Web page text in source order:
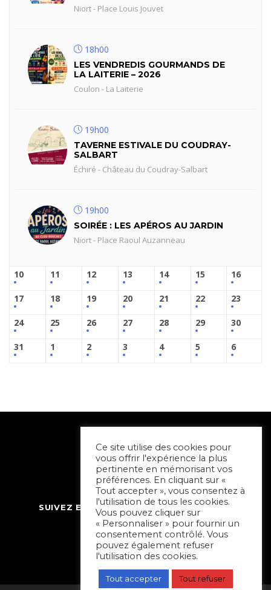
Niort - Place Louis Jouvet
18h00
LES VENDREDIS GOURMANDS DE
LA LAITERIE – 2026
Coulon - La Laiterie
19h00
TAVERNE ESTIVALE DU COUDRAY-
SALBART
Échiré - Château du Coudray-Salbart
19h00
SOIRÉE : LES APÉROS AU JARDIN
Niort - Place Raoul Auzanneau
10 11 12 13 14 15 16
17 18 19 20 21 22 23
24 25 26 27 28 29 30
31 1 2 3 4 5 6
SUIVEZ ET CONTACTEZ SORTIR À NIORT
Ce site utilise des cookies pour
vous offrir l'expérience la plus
pertinente en mémorisant vos
préférences. En cliquant sur «
Tout accepter », vous consentez à
l'utilisation de tous les cookies.
Vous pouvez cliquer sur
« Personnaliser » pour fournir un
consentement contrôlé. Vous
pouvez également refuser
l'utilisation des cookies.
Tout accepter Tout refuser